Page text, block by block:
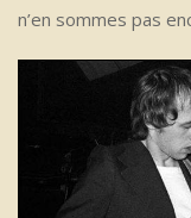
n’en sommes pas